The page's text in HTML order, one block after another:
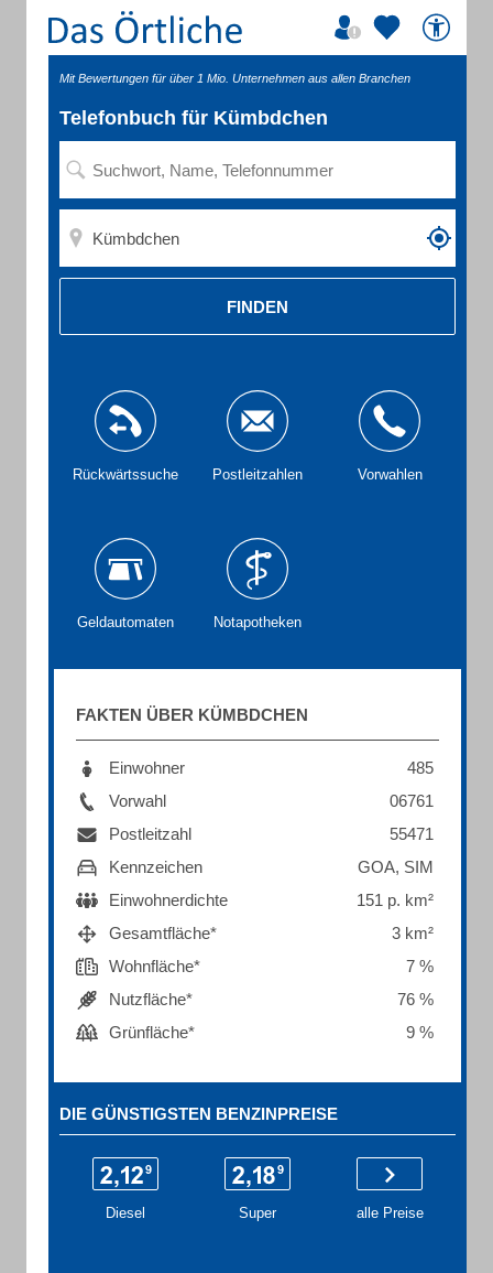
Mit Bewertungen für über 1 Mio. Unternehmen aus allen Branchen
Telefonbuch für Kümbdchen
FINDEN
Rückwärtssuche Postleitzahlen Vorwahlen
Geldautomaten Notapotheken
FAKTEN ÜBER KÜMBDCHEN
Einwohner
485
Vorwahl
06761
Postleitzahl
55471
Kennzeichen
GOA, SIM
Einwohnerdichte
151 p. km²
Gesamtfläche*
3 km²
Wohnfläche*
7 %
Nutzfläche*
76 %
Grünfläche*
9 %
DIE GÜNSTIGSTEN BENZINPREISE
Diesel Super alle Preise